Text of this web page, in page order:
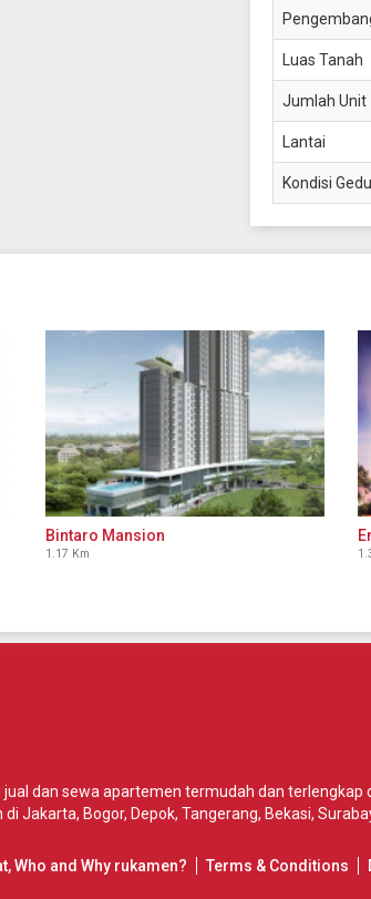
Luas Tanah
Jumlah Unit
Lantai
Kondisi
Bintaro Mansion
1.17 Km
dan sewa apartemen termudah dan terlengkap
di Jakarta, Bogor, Depok, Tangerang, Bekasi,
Who and Why rukamen? Terms & Conditions